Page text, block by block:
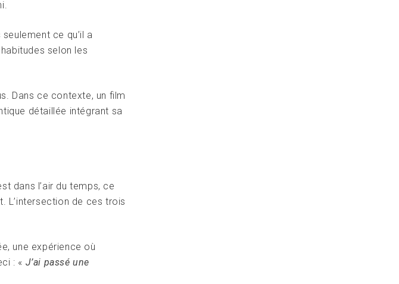
ce qu’il a
selon les
Dans ce contexte, un film
détaillée intégrant sa
dans l’air du temps, ce
L’intersection de ces trois
une expérience où
: « J’ai passé une